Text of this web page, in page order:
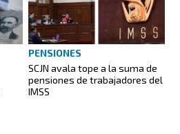
PENSIONES
SCJN avala tope a la suma de
pensiones de trabajadores del
IMSS